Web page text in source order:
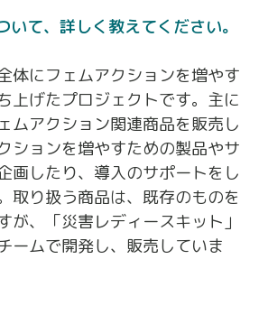
いて、詳しく教えてください。
体にフェムアクションを増やす
上げたプロジェクトです。主に
ムアクション関連商品を販売し
ションを増やすための製品やサ
画したり、導入のサポートをし
取り扱う商品は、既存のものを
が、「災害レディースキット」
ームで開発し、販売していま